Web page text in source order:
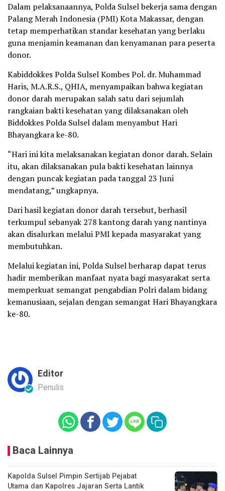
Dalam pelaksanaannya, Polda Sulsel bekerja sama dengan
Palang Merah Indonesia (PMI) Kota Makassar, dengan
tetap memperhatikan standar kesehatan yang berlaku
guna menjamin keamanan dan kenyamanan para peserta
donor.
Kabiddokkes Polda Sulsel Kombes Pol. dr. Muhammad
Haris, M.A.R.S., QHIA, menyampaikan bahwa kegiatan
donor darah merupakan salah satu dari sejumlah
rangkaian bakti kesehatan yang dilaksanakan oleh
Biddokkes Polda Sulsel dalam menyambut Hari
Bhayangkara ke-80.
“Hari ini kita melaksanakan kegiatan donor darah. Selain
itu, akan dilaksanakan pula bakti kesehatan lainnya
dengan puncak kegiatan pada tanggal 23 Juni
mendatang,” ungkapnya.
Dari hasil kegiatan donor darah tersebut, berhasil
terkumpul sebanyak 278 kantong darah yang nantinya
akan disalurkan melalui PMI kepada masyarakat yang
membutuhkan.
Melalui kegiatan ini, Polda Sulsel berharap dapat terus
hadir memberikan manfaat nyata bagi masyarakat serta
memperkuat semangat pengabdian Polri dalam bidang
kemanusiaan, sejalan dengan semangat Hari Bhayangkara
ke-80.
Editor
Penulis
Baca Lainnya
Kapolda Sulsel Pimpin Sertijab Pejabat
Utama dan Kapolres Jajaran Serta Lantik